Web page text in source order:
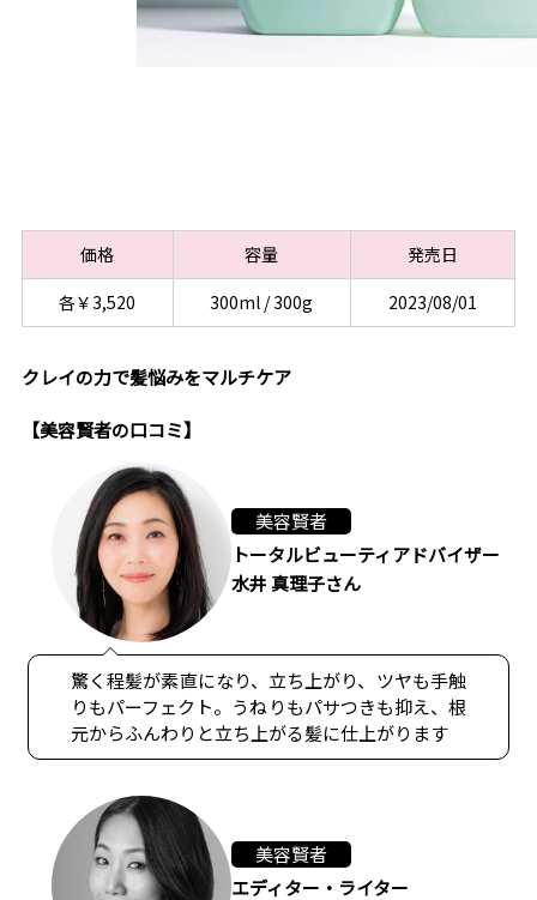
価格 容量
発売日
各￥3,520
300ml / 300g 2023/08/01
クレイの力で髪悩みをマルチケア
【美容賢者の口コミ】
美容賢者
トータルビューティアドバイザー
水井 真理子さん
驚く程髪が素直になり、立ち上がり、ツヤも手触
りもパーフェクト。うねりもパサつきも抑え、根
元からふんわりと立ち上がる髪に仕上がります
美容賢者
エディター・ライター